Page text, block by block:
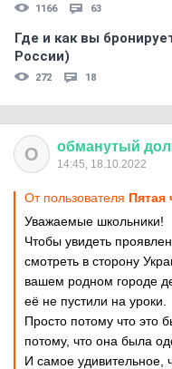
1166 63
Где и как вы
России)
272 18
О обманутый
14:45, 18.10.2022
От пользователя Пятая
Уважаемые школьники!
Чтобы увидеть
смотреть в сторону
вашем родном городе
её не пустили на уроки.
Просто потому что это
потому, что она была
И самое удивительное,